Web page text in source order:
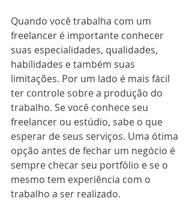
Quando você trabalha com um
freelancer é importante conhecer
suas especialidades, qualidades,
habilidades e também suas
limitações. Por um lado é mais fácil
ter controle sobre a produção do
trabalho. Se você conhece seu
freelancer ou estúdio, sabe o que
esperar de seus serviços. Uma ótima
opção antes de fechar um negócio é
sempre checar seu portfólio e se o
mesmo tem experiência com o
trabalho a ser realizado.